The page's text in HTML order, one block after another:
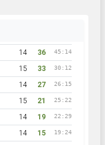
14 36 45:14
15 33 30:12
14 27 26:15
15 21 25:22
14 19 22:29
14 15 19:24